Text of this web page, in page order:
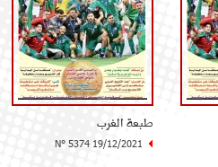
طبعة الغرب
N° 5374 19/12/2021